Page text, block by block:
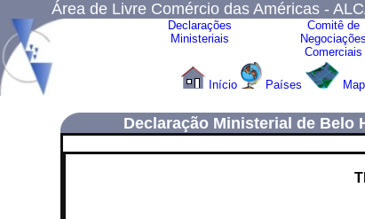
Área de Livre Comércio das Américas -
Declarações
Ministeriais
Comitê de
Negociações
Comerciais
Início Países
Declaração Ministerial de Belo